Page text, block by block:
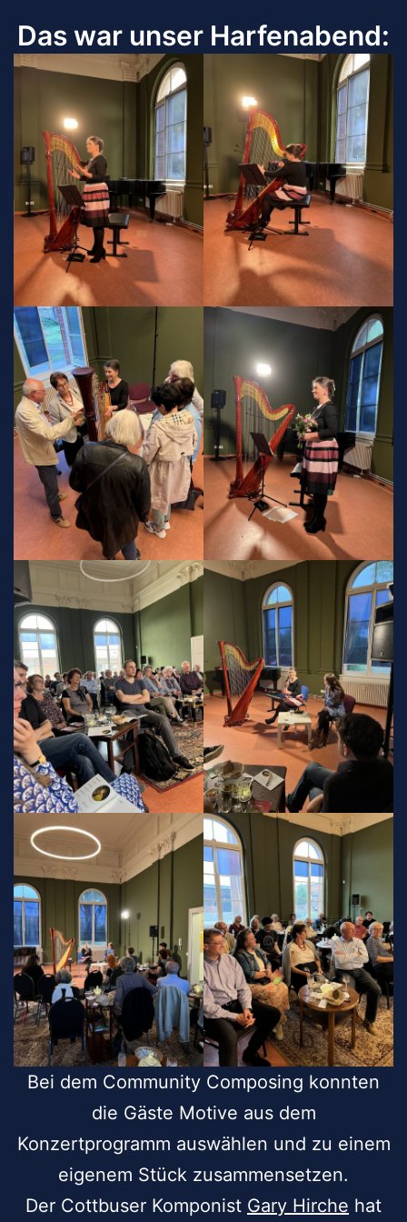
Das war unser Harfenabend:
Bei dem Community Composing konnten
die Gäste Motive aus dem
Konzertprogramm auswählen und zu einem
eigenem Stück zusammensetzen.
Der Cottbuser Komponist Gary Hirche hat